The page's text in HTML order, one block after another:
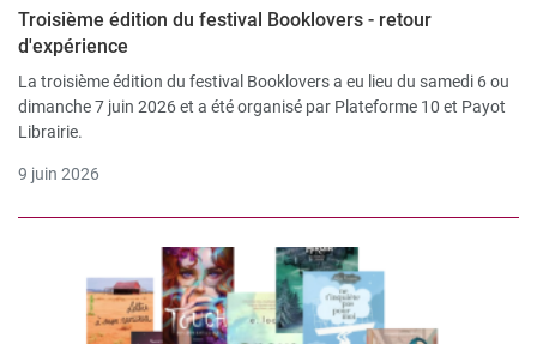
Troisième édition du festival Booklovers - retour
d'expérience
La troisième édition du festival Booklovers a eu lieu du samedi 6 ou
dimanche 7 juin 2026 et a été organisé par Plateforme 10 et Payot
Librairie.
9 juin 2026